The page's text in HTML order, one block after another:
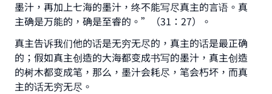
墨汁，再加上七海的墨汁，终不能写尽真主的言语。真
主确是万能的，确是至睿的。”（31：27）。
真主告诉我们他的话是无穷无尽的，真主的话是最正确
的；假如真主创造的大海都变成书写的墨汁，真主创造
的树木都变成笔，那么，墨汁会耗尽，笔会朽坏，而真
主的话无穷无尽。